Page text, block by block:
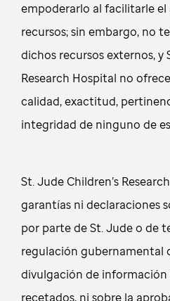
empoderarlo al facilitarle el
recursos; sin embargo, no
dichos recursos externos, y
Research Hospital no
calidad, exactitud,
integridad de ninguno de
St. Jude Children’s
garantías ni declaraciones
por parte de St. Jude o de
regulación gubernamental
divulgación de
recetados, ni sobre la